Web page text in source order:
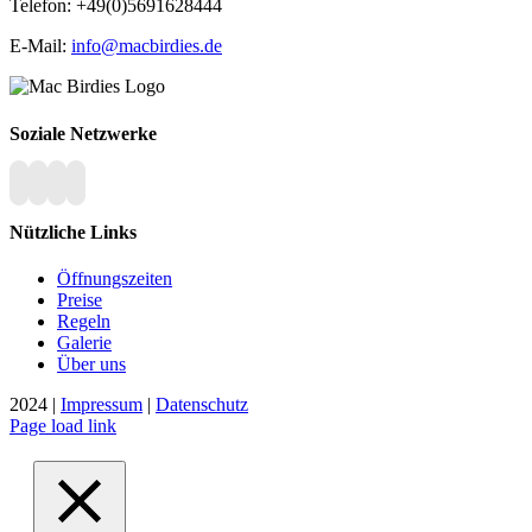
Telefon: +49(0)5691628444
E-Mail: info@macbirdies.de
Soziale Netzwerke
Nützliche Links
Öffnungszeiten
Preise
Regeln
Galerie
Über uns
2024 | Impressum | Datenschutz
Page load link